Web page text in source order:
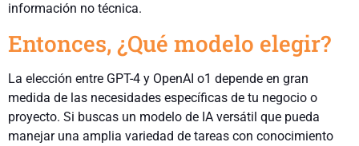
información no técnica.
Entonces, ¿Qué modelo elegir?
La elección entre GPT-4 y OpenAI o1 depende en gran
medida de las necesidades específicas de tu negocio o
proyecto. Si buscas un modelo de IA versátil que pueda
manejar una amplia variedad de tareas con conocimiento